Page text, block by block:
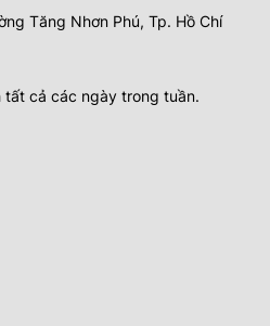
Tăng Nhơn Phú, Tp. Hồ Chí
tất cả các ngày trong tuần.